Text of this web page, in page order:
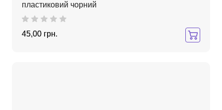
пластиковий чорний
45,00 грн.